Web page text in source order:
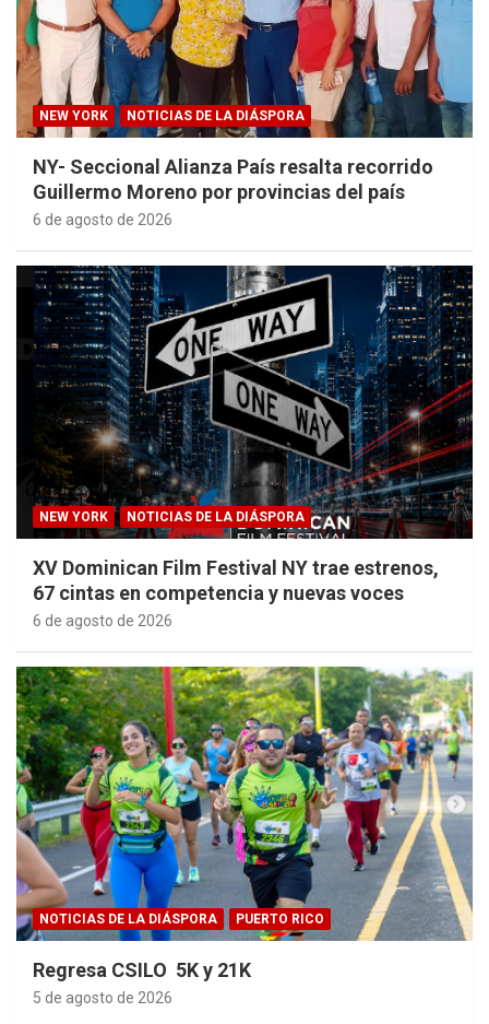
NEW YORK NOTICIAS DE LA DIÁSPORA
NY- Seccional Alianza País resalta recorrido
Guillermo Moreno por provincias del país
6 de agosto de 2026
NEW YORK NOTICIAS DE LA DIÁSPORA
XV Dominican Film Festival NY trae estrenos,
67 cintas en competencia y nuevas voces
6 de agosto de 2026
NOTICIAS DE LA DIÁSPORA PUERTO RICO
Regresa CSILO 5K y 21K
5 de agosto de 2026